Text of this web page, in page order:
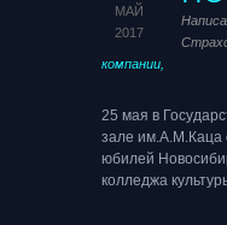
МАЙ
2017
компании,
25 мая в
зале им.А.М.Каца
юбилей
колледжа